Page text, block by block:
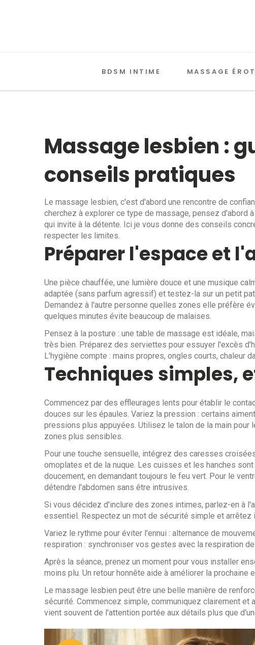
BDSM INTIME MASSAGE
Massage lesbien :
conseils pratiques
Le massage lesbien, c'est d'abord une rencontre de
cherchez à explorer ce type de massage, pensez d'abord
qui invite à la détente. Ici je vous donne des conseils
respecter les limites.
Préparer l'espace et
Une pièce chauffée, une lumière douce et une musique
adaptée (sans parfum agressif) et testez-la sur un petit
Demandez à l'autre personne quelles zones elle préfère
quelques minutes évite beaucoup de malaises.
Pensez à la posture : une table de massage est idéale,
très bien. Préparez des serviettes pour essuyer l'excès
L'hygiène compte : mains propres, ongles courts, chaleur
Techniques simples,
Commencez par des effleurages lents pour établir le
douces sur les épaules. Variez la pression : certains
pressions plus appuyées. Utilisez le talon de la main
zones plus sensibles.
Pour une touche sensuelle, intégrez des caresses
omoplates et de la nuque. Les cuisses et les hanches
doucement, en demandant toujours le feu vert. Pour le
détendre l'abdomen sans être intrusives.
Si vous décidez d'inclure des zones intimes, parlez-en à
essentiel. Respectez un mot de sécurité simple et arrêtez
Variez le rythme pour éviter l'ennui : alternance de
respiration : synchroniser vos gestes avec la respiration
Après la séance, prenez un moment pour vous installer
moins plu. Un retour honnête aide à améliorer la prochaine
Le massage lesbien peut être une belle manière de
sécurité. Commencez simple, communiquez clairement
vient souvent de l'attention portée aux détails plus que